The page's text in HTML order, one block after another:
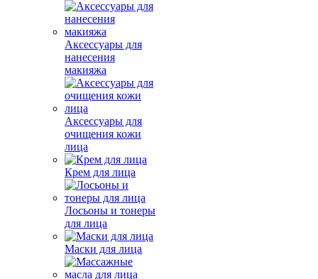
Аксессуары для
нанесения
макияжа
Аксессуары для
очищения кожи
лица
Крем для лица
Лосьоны и тонеры
для лица
Маски для лица